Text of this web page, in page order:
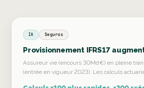
IA Seguros
Provisionnement IFRS17
Assureur vie (encours 30Md€) en pleine
(entrée en vigueur 2023). Les calculs